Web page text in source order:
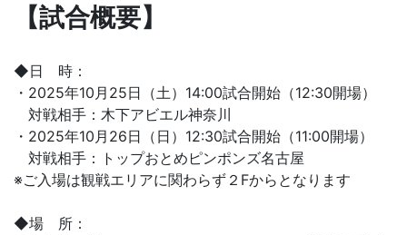
【試合概要】
◆日 時：
・2025年10月25日（土）14:00試合開始（12:30開場）
対戦相手：木下アビエル神奈川
・2025年10月26日（日）12:30試合開始（11:00開場）
対戦相手：トップおとめピンポンズ名古屋
※ご入場は観戦エリアに関わらず２Fからとなります
◆場 所：